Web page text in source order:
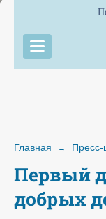
Главная → Пресс-
Первый
добрых